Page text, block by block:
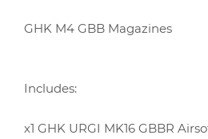
GHK M4 GBB Magazines
Includes:
x1 GHK URGI MK16 GBBR